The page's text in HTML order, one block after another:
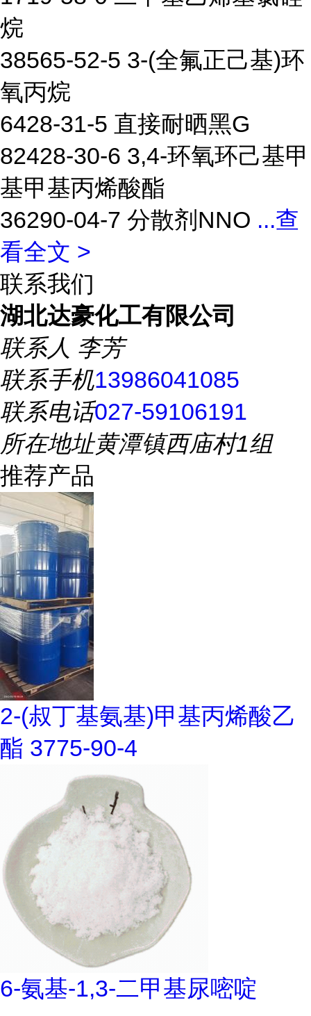
烷
38565-52-5 3-(全氟正己基)环
氧丙烷
6428-31-5 直接耐晒黑G
82428-30-6 3,4-环氧环己基甲
基甲基丙烯酸酯
36290-04-7 分散剂NNO ...查
看全文 >
联系我们
湖北达豪化工有限公司
联系人 李芳
联系手机13986041085
联系电话027-59106191
所在地址黄潭镇西庙村1组
推荐产品
2-(叔丁基氨基)甲基丙烯酸乙
酯 3775-90-4
6-氨基-1,3-二甲基尿嘧啶